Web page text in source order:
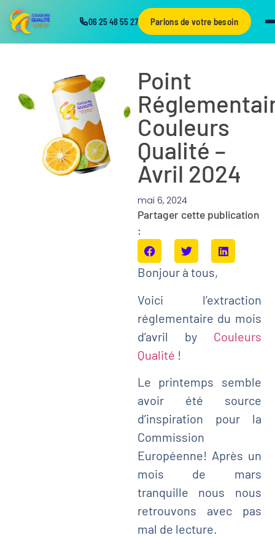
06 25 48 55 27 Parlons de votre besoin
Point
Couleurs
Qualité –
Avril 2024
mai 6, 2024
Partager cette publication
:
Bonjour à tous,
Voici l’extraction
réglementaire du mois
d’avril by Couleurs
Qualité !
Le printemps semble
avoir été source
d’inspiration pour la
Commission
Européenne! Après un
mois de mars
tranquille nous nous
retrouvons avec pas
mal de lecture.